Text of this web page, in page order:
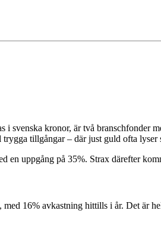
i svenska kronor, är två
tillgångar – där just guld ofta lyser
en uppgång på 35%. Strax därefter
, med 16% avkastning hittills i år. Det är